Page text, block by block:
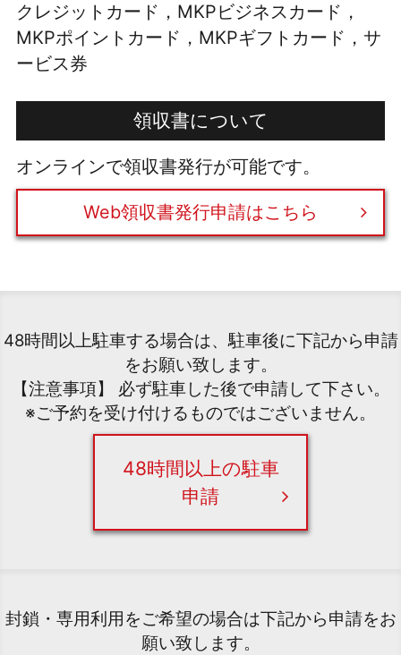
クレジットカード，MKPビジネスカード，
MKPポイントカード，MKPギフトカード，サ
ービス券
領収書について
オンラインで領収書発行が可能です。
Web領収書発行申請はこちら
48時間以上駐車する場合は、駐車後に下記から申請
をお願い致します。
【注意事項】 必ず駐車した後で申請して下さい。
※ご予約を受け付けるものではございません。
48時間以上の駐車
申請
封鎖・専用利用をご希望の場合は下記から申請をお
願い致します。